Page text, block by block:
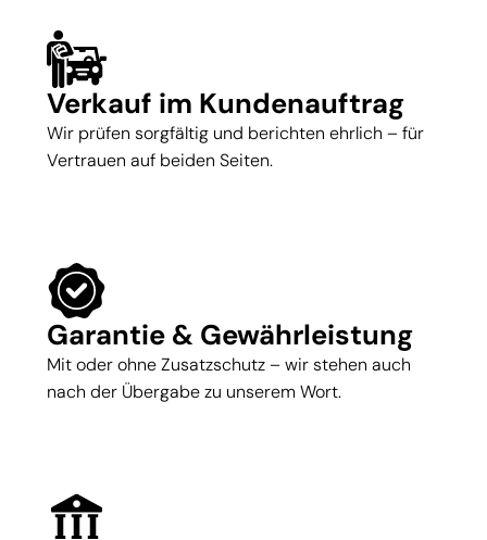
Verkauf im Kundenauftrag
Wir prüfen sorgfältig und berichten ehrlich – für
Vertrauen auf beiden Seiten.
Garantie & Gewährleistung
Mit oder ohne Zusatzschutz – wir stehen auch
nach der Übergabe zu unserem Wort.